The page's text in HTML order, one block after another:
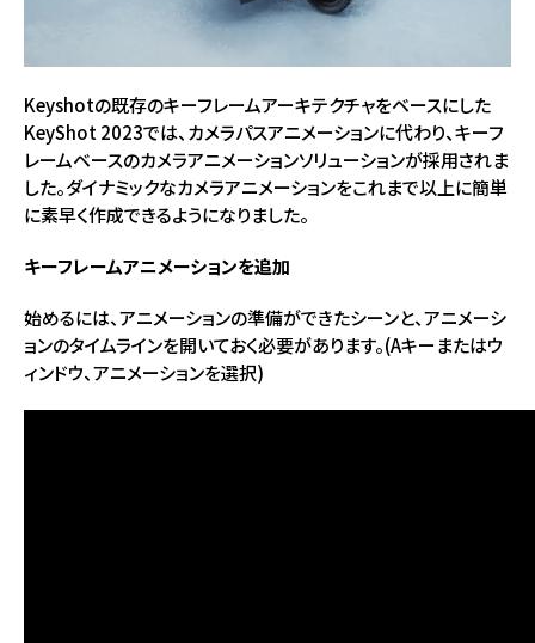
Keyshotの既存のキーフレームアーキテクチャをベースにした
KeyShot 2023では、カメラパスアニメーションに代わり、キーフ
レームベースのカメラアニメーションソリューションが採用されま
した。ダイナミックなカメラアニメーションをこれまで以上に簡単
に素早く作成できるようになりました。
キーフレームアニメーションを追加
始めるには、アニメーションの準備ができたシーンと、アニメーシ
ョンのタイムラインを開いておく必要があります。(Aキーまたはウ
ィンドウ、アニメーションを選択)